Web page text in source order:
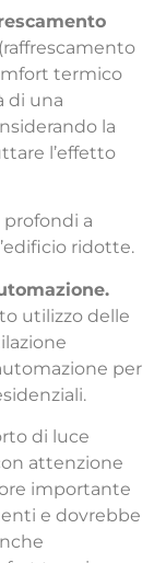
termico
di una
la
l’effetto
profondi a
ridotte.
utilizzo delle
per
di luce
attenzione
importante
e dovrebbe